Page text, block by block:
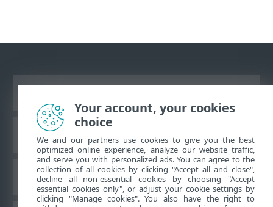
ESET teadmistebaas
ESET-i foorum
Your account, your cookies
choice
We and our partners use cookies to give you the best
optimized online experience, analyze our website traffic,
and serve you with personalized ads. You can agree to the
collection of all cookies by clicking "Accept all and close",
decline all non-essential cookies by choosing "Accept
essential cookies only", or adjust your cookie settings by
clicking "Manage cookies". You also have the right to